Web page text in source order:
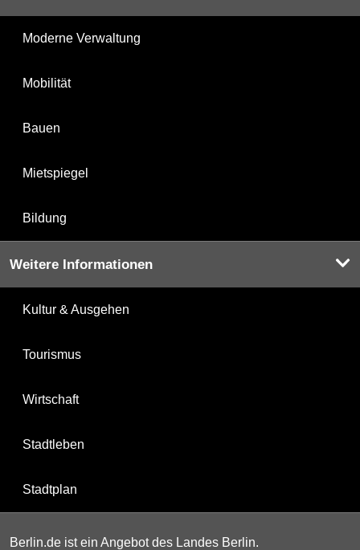
Moderne Verwaltung
Mobilität
Bauen
Mietspiegel
Bildung
Weitere Informationen
Kultur & Ausgehen
Tourismus
Wirtschaft
Stadtleben
Stadtplan
Berlin.de ist ein Angebot des Landes Berlin.